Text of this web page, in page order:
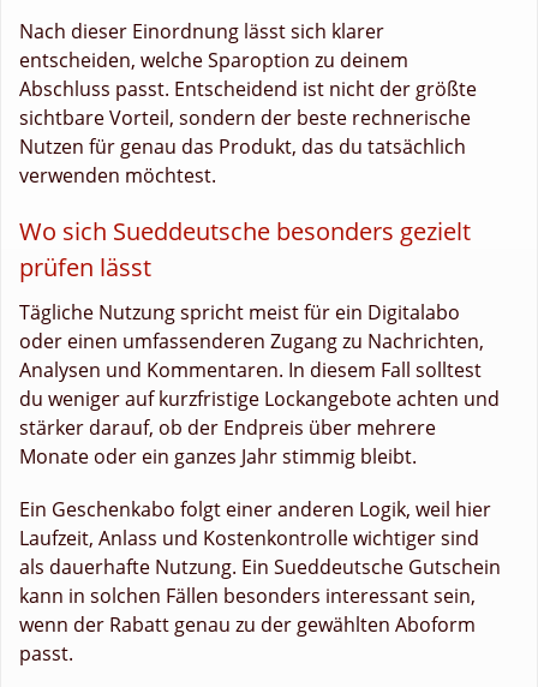
Nach dieser Einordnung lässt sich klarer
entscheiden, welche Sparoption zu deinem
Abschluss passt. Entscheidend ist nicht der größte
sichtbare Vorteil, sondern der beste rechnerische
Nutzen für genau das Produkt, das du tatsächlich
verwenden möchtest.
Wo sich Sueddeutsche besonders gezielt
prüfen lässt
Tägliche Nutzung spricht meist für ein Digitalabo
oder einen umfassenderen Zugang zu Nachrichten,
Analysen und Kommentaren. In diesem Fall solltest
du weniger auf kurzfristige Lockangebote achten und
stärker darauf, ob der Endpreis über mehrere
Monate oder ein ganzes Jahr stimmig bleibt.
Ein Geschenkabo folgt einer anderen Logik, weil hier
Laufzeit, Anlass und Kostenkontrolle wichtiger sind
als dauerhafte Nutzung. Ein Sueddeutsche Gutschein
kann in solchen Fällen besonders interessant sein,
wenn der Rabatt genau zu der gewählten Aboform
passt.